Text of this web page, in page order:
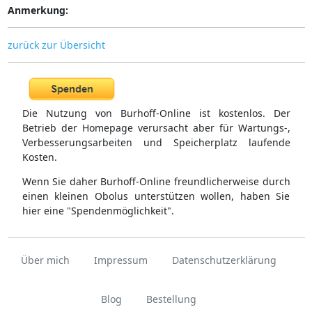
Anmerkung:
zurück zur Übersicht
Die Nutzung von Burhoff-Online ist kostenlos. Der
Betrieb der Homepage verursacht aber für Wartungs-,
Verbesserungsarbeiten und Speicherplatz laufende
Kosten.
Wenn Sie daher Burhoff-Online freundlicherweise durch
einen kleinen Obolus unterstützen wollen, haben Sie
hier eine "Spendenmöglichkeit".
Über mich Impressum Datenschutzerklärung
Blog Bestellung